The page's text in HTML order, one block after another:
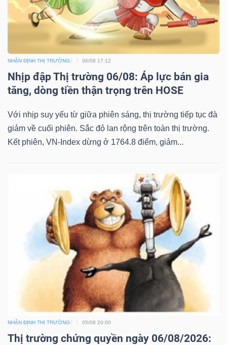
NHẬN ĐỊNH THỊ TRƯỜNG 06/08 17:12
Nhịp đập Thị trường 06/08: Áp lực bán gia
tăng, dòng tiền thận trọng trên HOSE
Với nhịp suy yếu từ giữa phiên sáng, thị trường tiếp tục đà
giảm về cuối phiên. Sắc đỏ lan rộng trên toàn thị trường.
Kết phiên, VN-Index dừng ở 1764.8 điểm, giảm...
NHẬN ĐỊNH THỊ TRƯỜNG 05/08 20:00
Thị trường chứng quyền ngày 06/08/2026: